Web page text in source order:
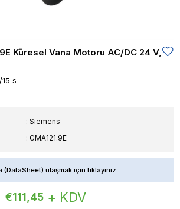
Küresel Vana Motoru AC/DC 24 V,
s
: Siemens
GMA121.9E
(DataSheet) ulaşmak için tıklayınız
€111,45 + KDV